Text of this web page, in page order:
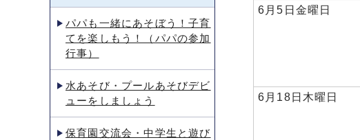
6月5日金曜日
6月18日木曜日
パパも一緒にあそぼう！子育
てを楽しもう！（パパの参加
行事）
水あそび・プールあそびデビ
ューをしましょう
保育園交流会・中学生と遊び